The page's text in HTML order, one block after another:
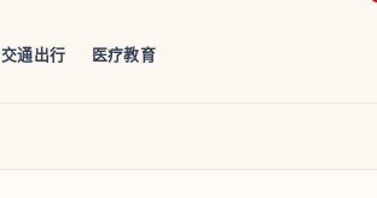
交通出行 医疗教育